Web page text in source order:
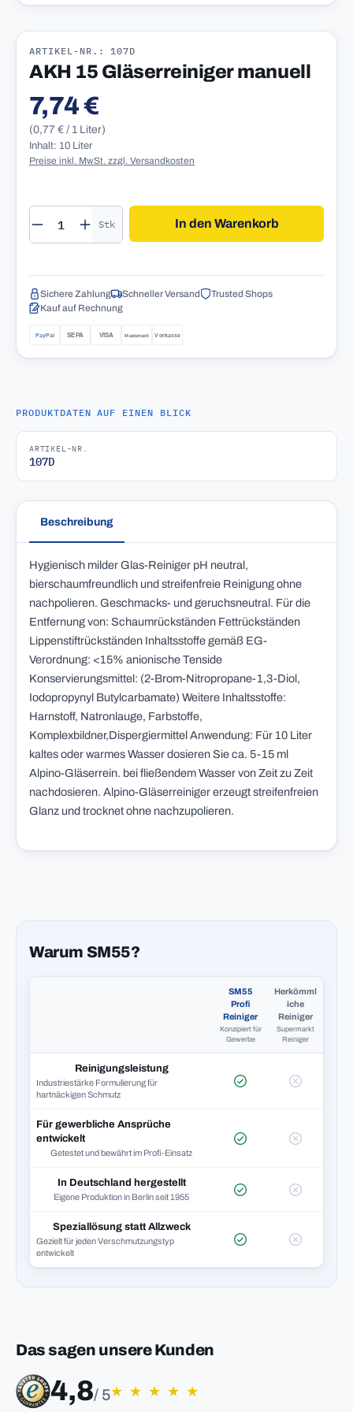
ARTIKEL-NR.: 107D
AKH 15 Gläserreiniger manuell
Regulärer Preis:
7,74 €
(0,77 € / 1 Liter)
Inhalt: 10 Liter
Preise inkl. MwSt. zzgl. Versandkosten
Produkt Anzahl: Gib den gewünschten
Stk In den Warenkorb
Sichere Zahlung Schneller Versand
Trusted Shops
Kauf auf Rechnung
PRODUKTDATEN AUF EINEN BLICK
ARTIKEL-NR.
107D
Beschreibung
Hygienisch milder Glas-Reiniger pH neutral,
bierschaumfreundlich und streifenfreie Reinigung ohne
nachpolieren. Geschmacks- und geruchsneutral. Für die
Entfernung von: Schaumrückständen Fettrückständen
Lippenstiftrückständen Inhaltsstoffe gemäß EG-
Verordnung: <15% anionische Tenside
Konservierungsmittel: (2-Brom-Nitropropane-1,3-Diol,
Iodopropynyl Butylcarbamate) Weitere Inhaltsstoffe:
Harnstoff, Natronlauge, Farbstoffe,
Komplexbildner,Dispergiermittel Anwendung: Für 10 Liter
kaltes oder warmes Wasser dosieren Sie ca. 5-15 ml
Alpino-Gläserrein. bei fließendem Wasser von Zeit zu Zeit
nachdosieren. Alpino-Gläserreiniger erzeugt streifenfreien
Glanz und trocknet ohne nachzupolieren.
Warum SM55?
SM55
Profi
Reiniger
Konzipiert für
Gewerbe
Herkömml
iche
Reiniger
Supermarkt
Reiniger
Reinigungsleistung
Industriestärke Formulierung für
hartnäckigen Schmutz
Für gewerbliche Ansprüche
entwickelt
Getestet und bewährt im Profi-Einsatz
In Deutschland hergestellt
Eigene Produktion in Berlin seit 1955
Speziallösung statt Allzweck
Gezielt für jeden Verschmutzungstyp
entwickelt
Das sagen unsere Kunden
4,8/ 5★ ★ ★ ★ ★